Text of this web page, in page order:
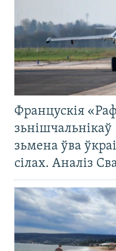
Францускія
зьмена ўва
сілах. Аналіз